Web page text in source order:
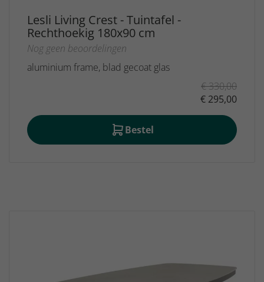
Lesli Living Crest - Tuintafel -
Rechthoekig 180x90 cm
Nog geen beoordelingen
aluminium frame, blad gecoat glas
€ 330,00
€ 295,00
Bestel